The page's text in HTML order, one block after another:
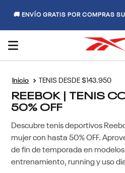
🚚 ENVÍO GRATIS POR COMPRAS
TENIS DESDE $143.950
REEBOK | TENIS
50% OFF
Descubre tenis deportivos
mujer con hasta 50% OFF.
de fin de temporada en
entrenamiento, running y uso